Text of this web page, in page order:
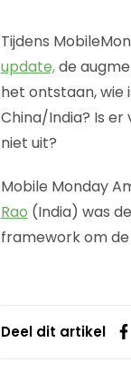
Tijdens
update,de
het ontstaan, wie
China/India? Is
niet uit?
Mobile Monday
Rao (India) was
framework om
Deel dit artikel